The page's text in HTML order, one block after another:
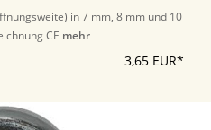
in 7 mm, 8 mm und 10
CE mehr
3,65 EUR*